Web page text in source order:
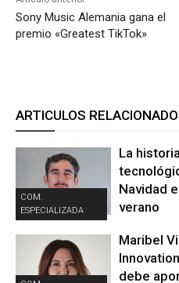
Sony Music Alemania gana el
premio «Greatest TikTok»
ARTICULOS
COM.
ESPECIALIZADA
La
Navidad
verano
Maribel
debe